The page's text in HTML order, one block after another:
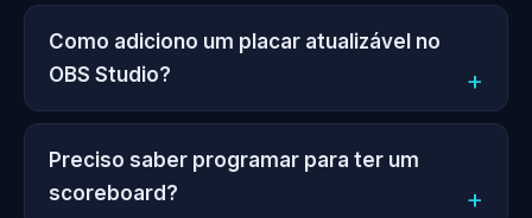
Como adiciono um placar atualizável no
OBS Studio?
Preciso saber programar para ter um
scoreboard?